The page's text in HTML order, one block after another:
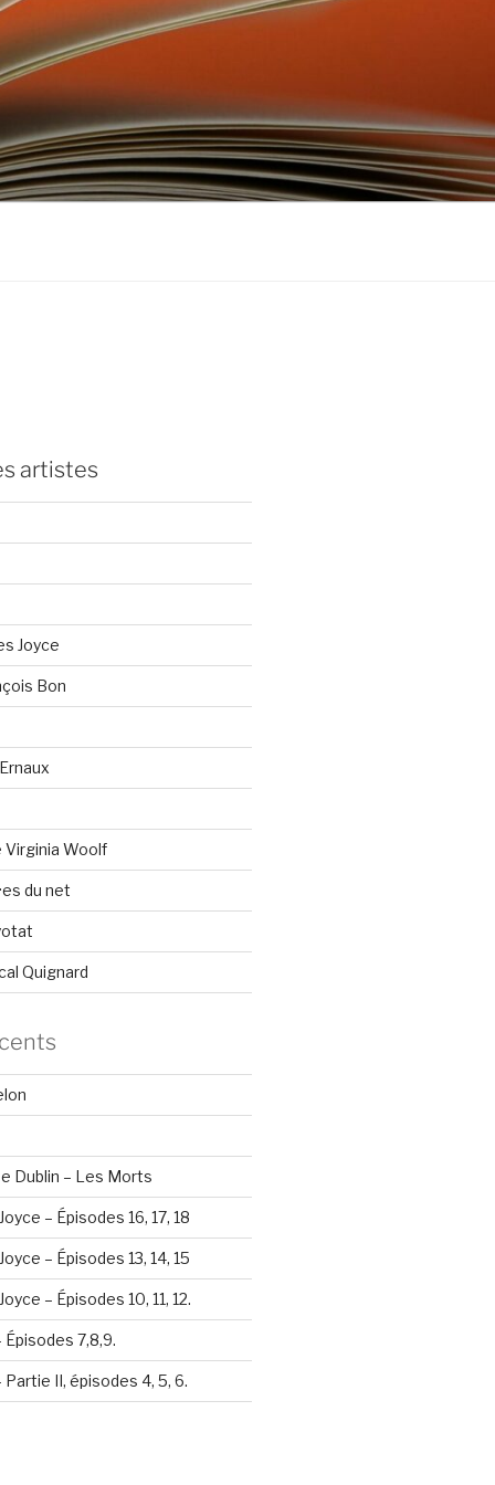
artistes
Joyce
Bon
Virginia Woolf
du net
Quignard
Dublin – Les Morts
– Épisodes 16, 17, 18
– Épisodes 13, 14, 15
– Épisodes 10, 11, 12.
Épisodes 7,8,9.
Partie II, épisodes 4, 5, 6.